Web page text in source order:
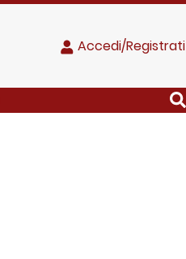
Accedi/Registrati